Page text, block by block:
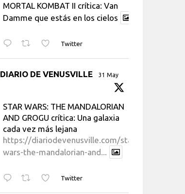
MORTAL KOMBAT II crítica: Van
Damme que estás en los cielos
Twitter
DIARIO DE VENUSVILLE 31 May
STAR WARS: THE MANDALORIAN
AND GROGU crítica: Una galaxia
cada vez más lejana
https://diariodevenusville.com/star-
wars-the-mandalorian-and...
Twitter